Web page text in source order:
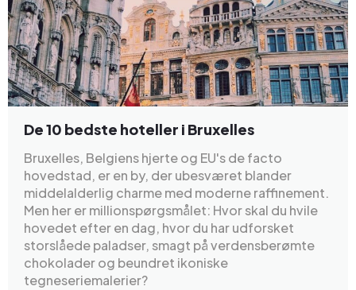
De 10 bedste hoteller i Bruxelles
Bruxelles, Belgiens hjerte og EU's de facto
hovedstad, er en by, der ubesværet blander
middelalderlig charme med moderne raffinement.
Men her er millionspørgsmålet: Hvor skal du hvile
hovedet efter en dag, hvor du har udforsket
storslåede paladser, smagt på verdensberømte
chokolader og beundret ikoniske
tegneseriemalerier?